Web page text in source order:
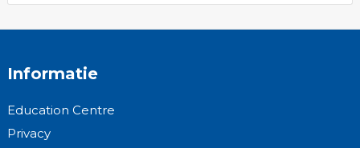
Informatie
Education Centre
Privacy